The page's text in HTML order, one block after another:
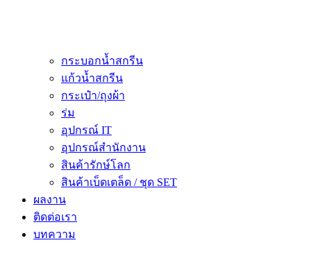
กระบอกน้ำสกรีน
แก้วน้ำสกรีน
กระเป๋า/ถุงผ้า
ร่ม
อุปกรณ์ IT
อุปกรณ์สำนักงาน
สินค้ารักษ์โลก
สินค้าเบ็ดเตล็ด / ชุด SET
ผลงาน
ติดต่อเรา
บทความ